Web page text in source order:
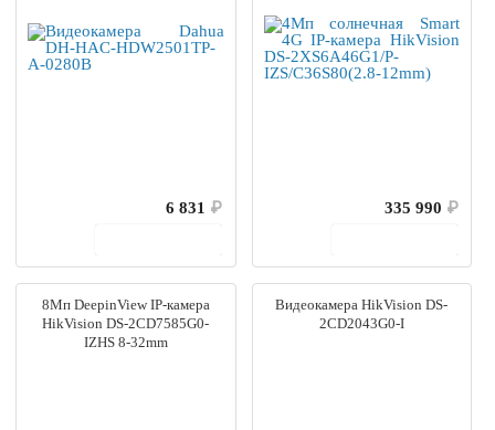
6 831 ₽
335 990 ₽
8Мп DeepinView IP-камера
HikVision DS-2CD7585G0-
IZHS 8-32mm
Видеокамера HikVision DS-
2CD2043G0-I